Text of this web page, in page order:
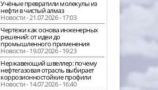
Учёные превратили молекулы из
нефти в чистый алмаз
Новости - 21.07.2026 - 17:03
Чертежи как основа инженерных
решений: от идеи до
промышленного применения
Новости - 19.07.2026 - 19:23
Нержавеющий швеллер: почему
нефтегазовая отрасль выбирает
коррозионностойкие профили
Новости - 14.07.2026 - 16:40